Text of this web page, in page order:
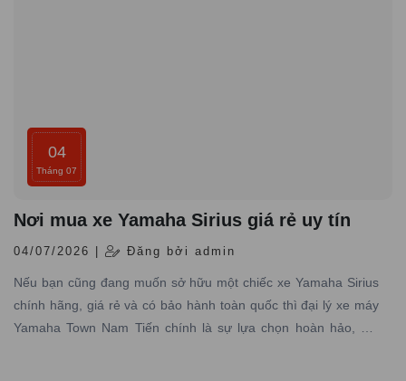
04
Tháng 07
Nơi mua xe Yamaha Sirius giá rẻ uy tín
04/07/2026 | Đăng bởi admin
Nếu bạn cũng đang muốn sở hữu một chiếc xe Yamaha Sirius
chính hãng, giá rẻ và có bảo hành toàn quốc thì đại lý xe máy
Yamaha Town Nam Tiến chính là sự lựa chọn hoàn hảo, nơi